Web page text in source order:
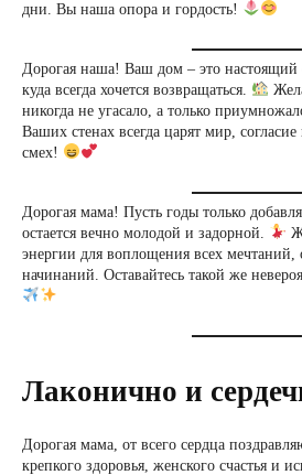
дни. Вы наша опора и гордость!
Дорогая наша! Ваш дом – это настоящий
куда всегда хочется возвращаться.
никогда не угасало, а только
Ваших стенах всегда царят мир,
смех!
Дорогая мама! Пусть годы только
остается вечно молодой и задорной.
энергии для воплощения всех
начинаний. Оставайтесь такой же
Лаконично и
Дорогая мама, от всего сердца
крепкого здоровья, женского счастья и